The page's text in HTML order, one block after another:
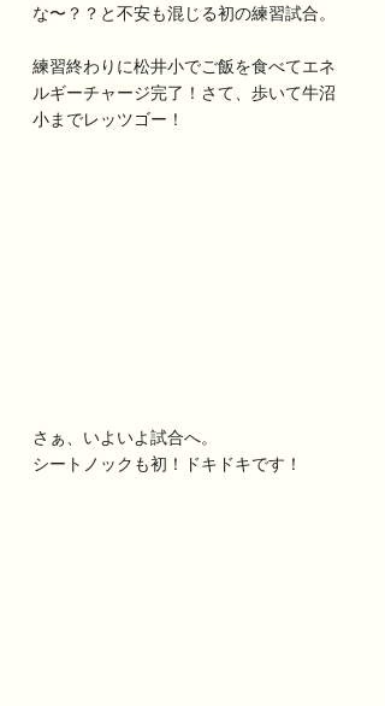
な〜？？と不安も混じる初の練習試合。
練習終わりに松井小でご飯を食べてエネ
ルギーチャージ完了！さて、歩いて牛沼
小までレッツゴー！
さぁ、いよいよ試合へ。
シートノックも初！ドキドキです！